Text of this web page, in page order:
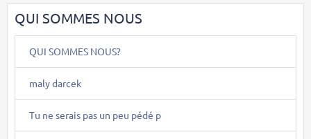
QUI SOMMES NOUS
QUI SOMMES NOUS?
maly darcek
Tu ne serais pas un peu pédé p